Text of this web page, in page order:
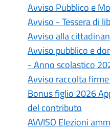
Avviso Pubblico e
Avviso - Tessera di
Avviso alla
Avviso pubblico e
- Anno scolastico
Avviso raccolta
Bonus figlio 2026
del contributo
AVVISO Elezioni